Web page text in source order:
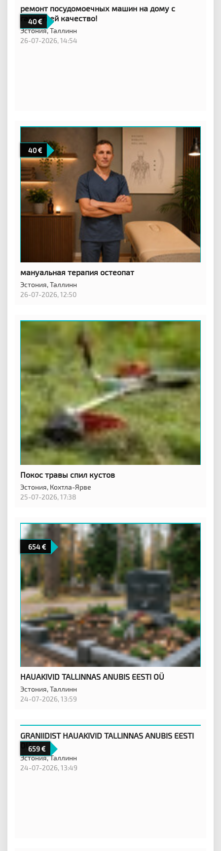
40
ремонт посудомоечных машин на дому с
гарантией качество!
Эстония,Таллинн
26-07-2026, 14:54
40
мануальная терапия остеопат
Эстония,Таллинн
26-07-2026, 12:50
Покос травы спил кустов
Эстония, Кохтла-Ярве
25-07-2026, 17:38
654
HAUAKIVID TALLINNAS ANUBIS EESTI OÜ
Эстония,Таллинн
24-07-2026, 13:59
659
GRANIIDIST HAUAKIVID TALLINNAS ANUBIS EESTI
OÜ
Эстония,Таллинн
24-07-2026, 13:49